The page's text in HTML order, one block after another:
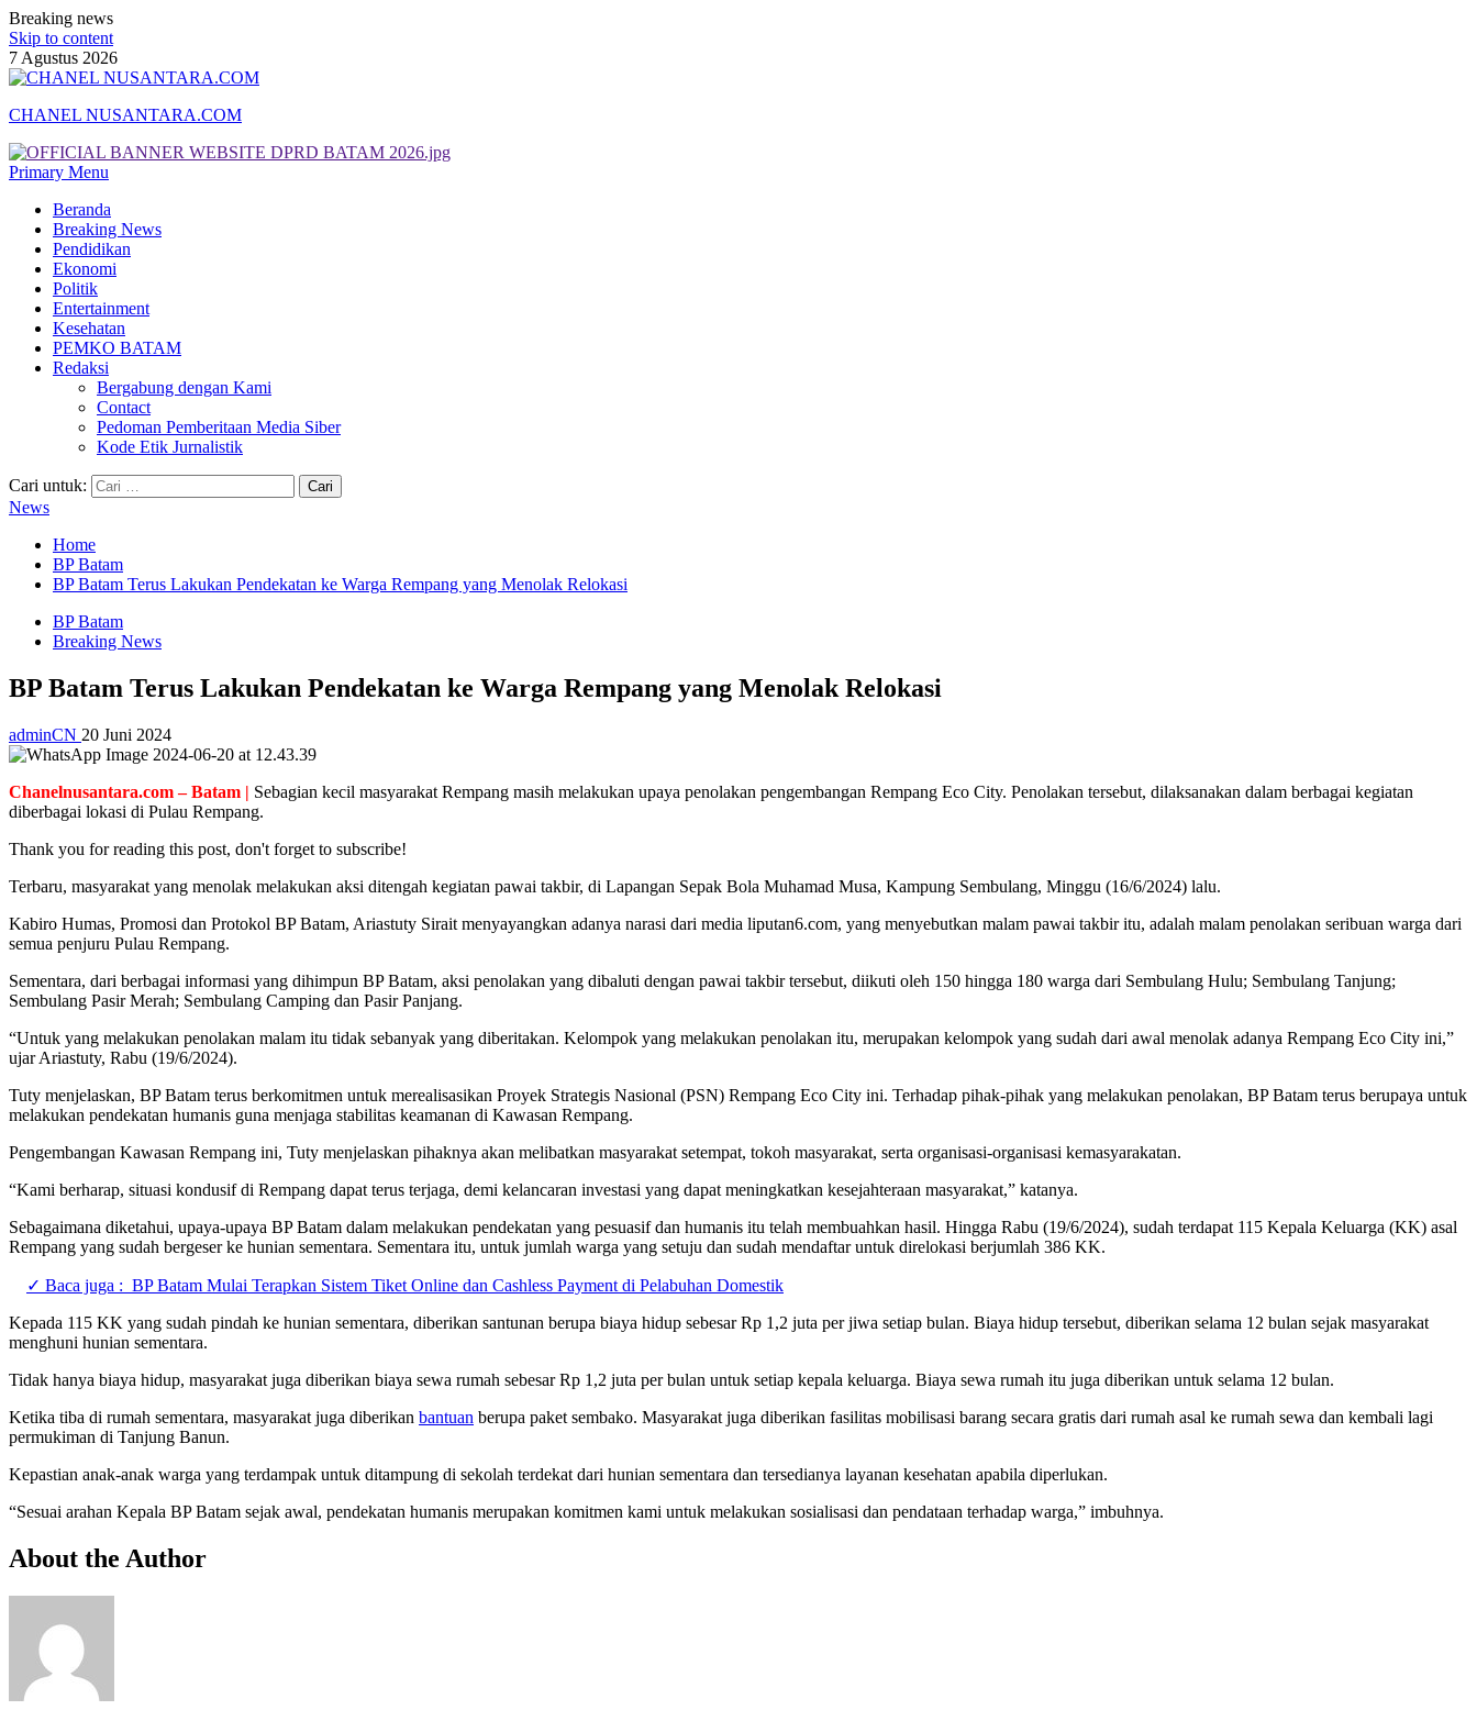
Breaking news
Skip to content
7 Agustus 2026
CHANEL NUSANTARA.COM
Primary Menu
Beranda
Breaking News
Pendidikan
Ekonomi
Politik
Entertainment
Kesehatan
PEMKO BATAM
Redaksi
Bergabung dengan Kami
Contact
Pedoman Pemberitaan Media Siber
Kode Etik Jurnalistik
Cari untuk:
News
Home
BP Batam
BP Batam Terus Lakukan Pendekatan ke Warga Rempang yang Menolak Relokasi
BP Batam
Breaking News
BP Batam Terus Lakukan Pendekatan ke Warga Rempang yang Menolak Relokasi
adminCN 20 Juni 2024
Chanelnusantara.com – Batam | Sebagian kecil masyarakat Rempang masih melakukan upaya penolakan pengembangan Rempang Eco City. Penolakan tersebut, dilaksanakan dalam berbagai kegiatan
diberbagai lokasi di Pulau Rempang.
Thank you for reading this post, don't forget to subscribe!
Terbaru, masyarakat yang menolak melakukan aksi ditengah kegiatan pawai takbir, di Lapangan Sepak Bola Muhamad Musa, Kampung Sembulang, Minggu (16/6/2024) lalu.
Kabiro Humas, Promosi dan Protokol BP Batam, Ariastuty Sirait menyayangkan adanya narasi dari media liputan6.com, yang menyebutkan malam pawai takbir itu, adalah malam penolakan seribuan warga dari
semua penjuru Pulau Rempang.
Sementara, dari berbagai informasi yang dihimpun BP Batam, aksi penolakan yang dibaluti dengan pawai takbir tersebut, diikuti oleh 150 hingga 180 warga dari Sembulang Hulu; Sembulang Tanjung;
Sembulang Pasir Merah; Sembulang Camping dan Pasir Panjang.
“Untuk yang melakukan penolakan malam itu tidak sebanyak yang diberitakan. Kelompok yang melakukan penolakan itu, merupakan kelompok yang sudah dari awal menolak adanya Rempang Eco City ini,”
ujar Ariastuty, Rabu (19/6/2024).
Tuty menjelaskan, BP Batam terus berkomitmen untuk merealisasikan Proyek Strategis Nasional (PSN) Rempang Eco City ini. Terhadap pihak-pihak yang melakukan penolakan, BP Batam terus berupaya untuk
melakukan pendekatan humanis guna menjaga stabilitas keamanan di Kawasan Rempang.
Pengembangan Kawasan Rempang ini, Tuty menjelaskan pihaknya akan melibatkan masyarakat setempat, tokoh masyarakat, serta organisasi-organisasi kemasyarakatan.
“Kami berharap, situasi kondusif di Rempang dapat terus terjaga, demi kelancaran investasi yang dapat meningkatkan kesejahteraan masyarakat,” katanya.
Sebagaimana diketahui, upaya-upaya BP Batam dalam melakukan pendekatan yang pesuasif dan humanis itu telah membuahkan hasil. Hingga Rabu (19/6/2024), sudah terdapat 115 Kepala Keluarga (KK) asal
Rempang yang sudah bergeser ke hunian sementara. Sementara itu, untuk jumlah warga yang setuju dan sudah mendaftar untuk direlokasi berjumlah 386 KK.
✓ Baca juga : BP Batam Mulai Terapkan Sistem Tiket Online dan Cashless Payment di Pelabuhan Domestik
Kepada 115 KK yang sudah pindah ke hunian sementara, diberikan santunan berupa biaya hidup sebesar Rp 1,2 juta per jiwa setiap bulan. Biaya hidup tersebut, diberikan selama 12 bulan sejak masyarakat
menghuni hunian sementara.
Tidak hanya biaya hidup, masyarakat juga diberikan biaya sewa rumah sebesar Rp 1,2 juta per bulan untuk setiap kepala keluarga. Biaya sewa rumah itu juga diberikan untuk selama 12 bulan.
Ketika tiba di rumah sementara, masyarakat juga diberikan bantuan berupa paket sembako. Masyarakat juga diberikan fasilitas mobilisasi barang secara gratis dari rumah asal ke rumah sewa dan kembali lagi
permukiman di Tanjung Banun.
Kepastian anak-anak warga yang terdampak untuk ditampung di sekolah terdekat dari hunian sementara dan tersedianya layanan kesehatan apabila diperlukan.
“Sesuai arahan Kepala BP Batam sejak awal, pendekatan humanis merupakan komitmen kami untuk melakukan sosialisasi dan pendataan terhadap warga,” imbuhnya.
About the Author